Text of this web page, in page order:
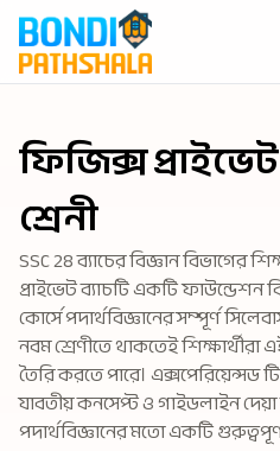
ফিজিক্স
শ্রেনী
SSC 28 ব্যাচের বিজ্ঞান বিভাগের
প্রাইভেট ব্যাচটি একটি ফাউন্ডেশন
কোর্সে পদার্থবিজ্ঞানের সম্পূর্ণ
নবম শ্রেণীতে থাকতেই শিক্ষার্থীরা
তৈরি করতে পারে। এক্সপেরিয়েন্সড
যাবতীয় কনসেপ্ট ও গাইডলাইন
পদার্থবিজ্ঞানের মতো একটি